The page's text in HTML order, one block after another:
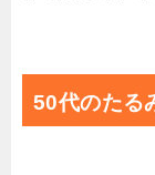
50代のたる